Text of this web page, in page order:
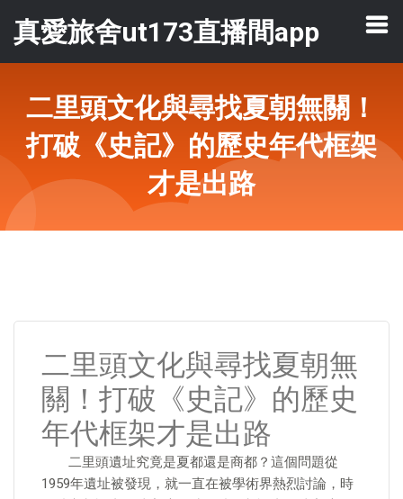
真愛旅舍ut173直播間app
二里頭文化與尋找夏朝無關！
打破《史記》的歷史年代框架
才是出路
二里頭文化與尋找夏朝無
關！打破《史記》的歷史
年代框架才是出路
二里頭遺址究竟是夏都還是商都？這個問題從
1959年遺址被發現，就一直在被學術界熱烈討論，時